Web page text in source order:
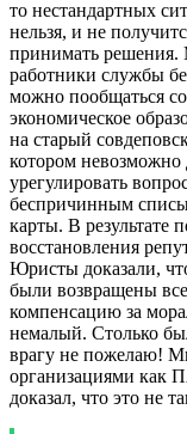
то нестандартных
нельзя, и не
принимать решения.
работники службы
можно пообщаться
экономическое
на старый
котором невозможно
урегулировать
беспричинным
карты. В результате
восстановления
Юристы доказали,
были возвращены
компенсацию за
немалый. Столько
врагу не пожелаю!
организациями как
доказал, что это не